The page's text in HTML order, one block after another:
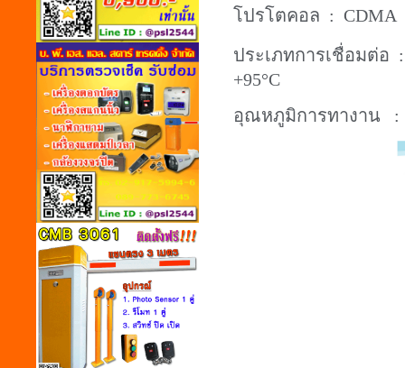
โปรโตคอล : CDMA
ประเภทการเชื่อมต่อ
+95°C
อุณหภูมิการทางาน
: